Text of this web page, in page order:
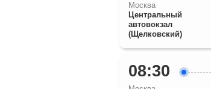
Москва
Центральный
автовокзал
(Щелковский)
08:30